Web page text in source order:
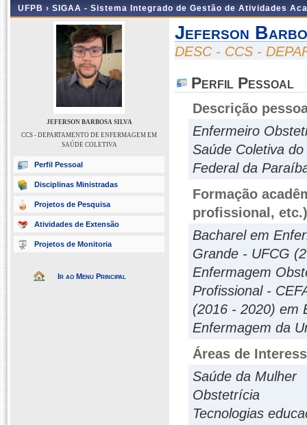
UFPB › SIGAA - Sistema Integrado de Gestão de Atividades
JEFERSON BARBOSA SILVA
CCS - DEPARTAMENTO DE ENFERMAGEM EM
SAÚDE COLETIVA
Perfil Pessoal
Disciplinas Ministradas
Projetos de Pesquisa
Atividades de Extensão
Projetos de Monitoria
Ir ao Menu Principal
Jeferson
DESC - CCS -
Perfil Pessoal
Descrição
Enfermeiro
Saúde Coletiva
Federal da
Formação
profissional, etc.)
Bacharel em
Grande - UFCG
Enfermagem
Profissional -
(2016 - 2020) em
Enfermagem da
Áreas de
Saúde da Mulher
Obstetrícia
Tecnologias